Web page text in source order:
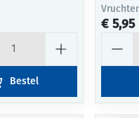
Bestel
€ 5,95